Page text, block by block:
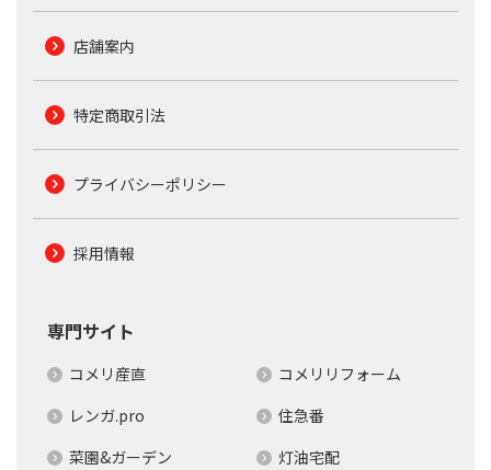
店舗案内
特定商取引法
プライバシーポリシー
採用情報
専門サイト
コメリ産直
コメリリフォーム
レンガ.pro
住急番
菜園&ガーデン
灯油宅配